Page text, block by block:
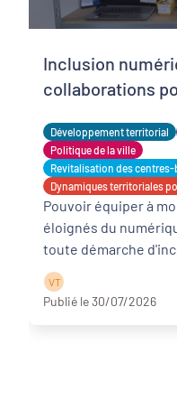
Développement territorial
Politique de la ville
Revitalisation des
Dynamiques territoriales
Inclusion
collaborations
solidaire et
Pouvoir équiper à
éloignés du
V T
Publié le 30/07/2026